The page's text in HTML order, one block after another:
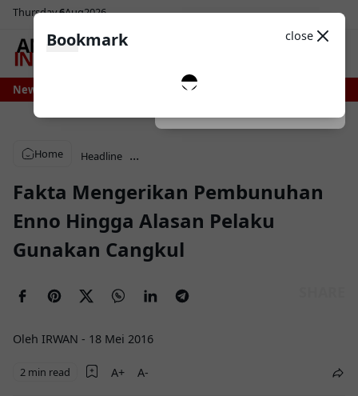
Thursday6Aug2026
Light
News
Bone Bersiap Nikmati Pasokan Air Lebih Stabil, Irigasi Bengo
Home Headline ...
Fakta Mengerikan Pembunuhan
Enno Hingga Alasan Pelaku
Gunakan Cangkul
Oleh IRWAN - 18 Mei 2016
2 min read
Bookmark close